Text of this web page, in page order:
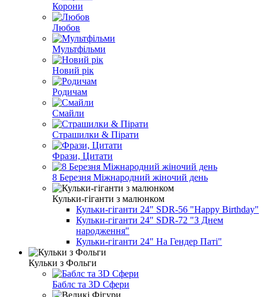
Корони
Любов
Мультфільми
Новий рік
Родичам
Смайли
Страшилки & Пірати
Фрази, Цитати
8 Березня Міжнародний жіночий день
Кульки-гіганти з малюнком
Кульки-гіганти 24" SDR-56 "Happy Birthday"
Кульки-гіганти 24" SDR-72 "З Днем
народження"
Кульки-гіганти 24" На Гендер Паті"
Кульки з Фольги
Баблс та 3D Сфери